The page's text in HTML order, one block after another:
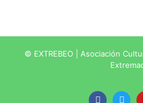
© EXTREBEO | Asociación